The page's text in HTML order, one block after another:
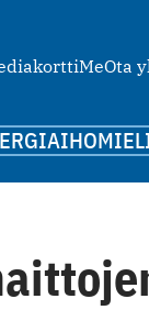
MeOta
IHO